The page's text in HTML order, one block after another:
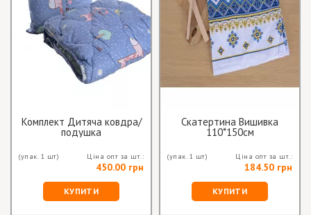
Комплект Дитяча ковдра/
подушка
(упак. 1 шт) Ціна опт за шт.:
450.00 грн
КУПИТИ
Скатертина Вишивка
110*150см
(упак. 1 шт) Ціна опт за шт.:
184.50 грн
КУПИТИ